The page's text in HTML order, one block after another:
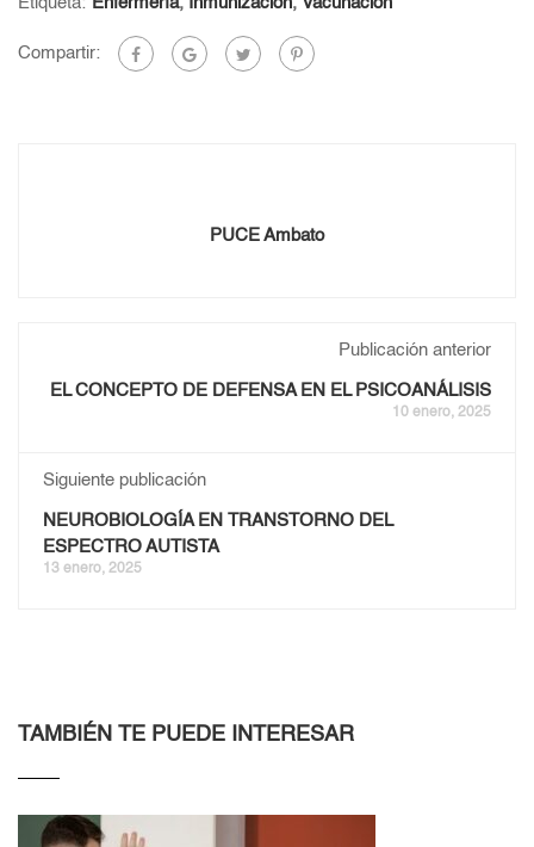
Compartir:
PUCE Ambato
Publicación anterior
EL CONCEPTO DE DEFENSA EN EL PSICOANÁLISIS
10 enero, 2025
Siguiente publicación
NEUROBIOLOGÍA EN TRANSTORNO DEL
ESPECTRO AUTISTA
13 enero, 2025
TAMBIÉN TE PUEDE INTERESAR